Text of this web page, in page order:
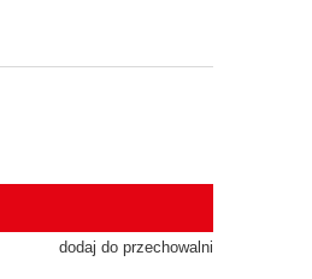
dodaj do przechowalni